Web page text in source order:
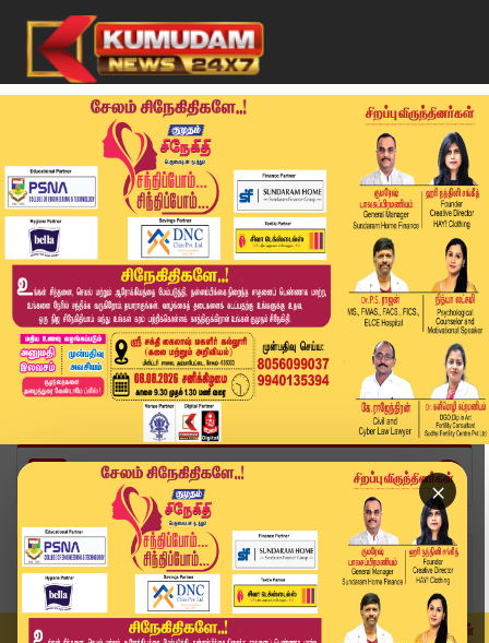
×
Home
வீடியோ ஸ்டோரி
"Logic ஆகவே இல்ல" - அமைச்சர் ஆதவ் கருத்துக்கு R...